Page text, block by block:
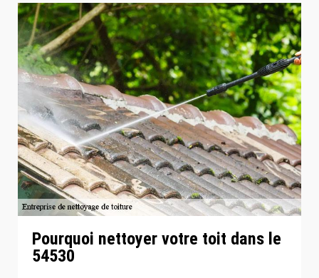
Pourquoi nettoyer votre toit dans le
54530